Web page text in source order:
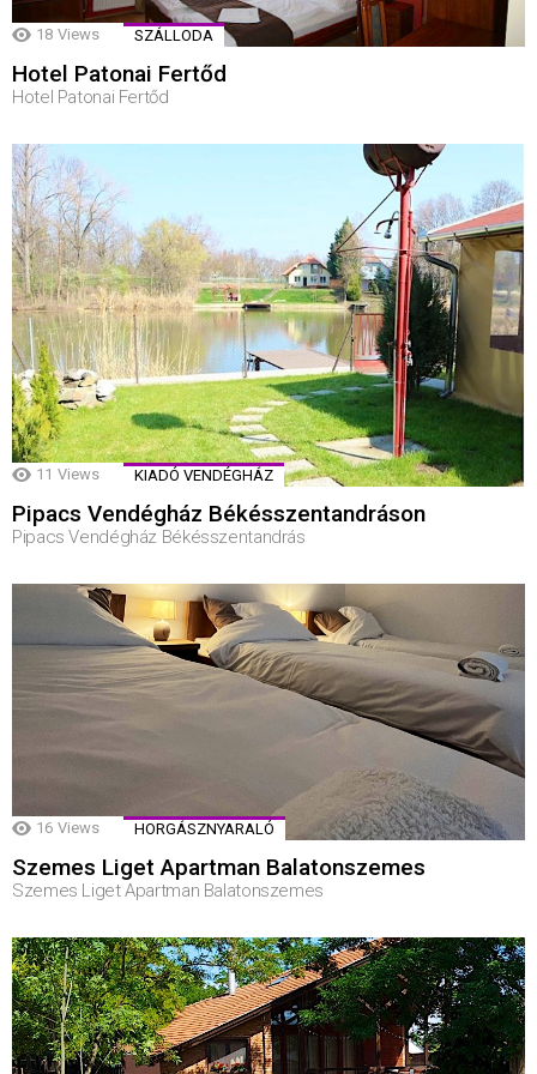
18 Views SZÁLLODA
Hotel Patonai Fertőd
Hotel Patonai Fertőd
11 Views KIADÓ VENDÉGHÁZ
Pipacs Vendégház Békésszentandráson
Pipacs Vendégház Békésszentandrás
16 Views HORGÁSZNYARALÓ
Szemes Liget Apartman Balatonszemes
Szemes Liget Apartman Balatonszemes